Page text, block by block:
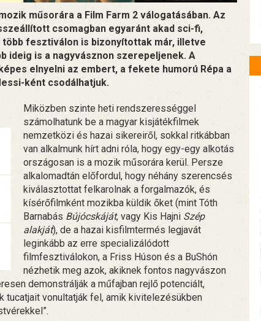
műsorára a Film Farm 2 válogatásában. Az
csomagban egyaránt akad sci-fi,
fesztiválon is bizonyítottak már, illetve
ideig is a nagyvásznon szerepeljenek. A
elnyelni az embert, a fekete humorú Répa a
ként csodálhatjuk.
Miközben szinte heti rendszerességgel
számolhatunk be a magyar kisjátékfilmek
nemzetközi és hazai sikereiről, sokkal ritkábban
van alkalmunk hírt adni róla, hogy egy-egy alkotás
országosan is a mozik műsorára kerül. Persze
alkalomadtán előfordul, hogy néhány szerencsés
kiválasztottat felkarolnak a forgalmazók, és
kísérőfilmként mozikba küldik őket (mint Tóth
Barnabás Bújócskáját, vagy Kis Hajni Szép
alakját), de a hazai kisfilmtermés legjavát
leginkább az erre specializálódott
filmfesztiválokon, a Friss Húson és a BuShón
nézhetik meg azok, akiknek fontos nagyvászon
demonstrálják a műfajban rejlő potenciált,
vonultatják fel, amik kivitelezésükben